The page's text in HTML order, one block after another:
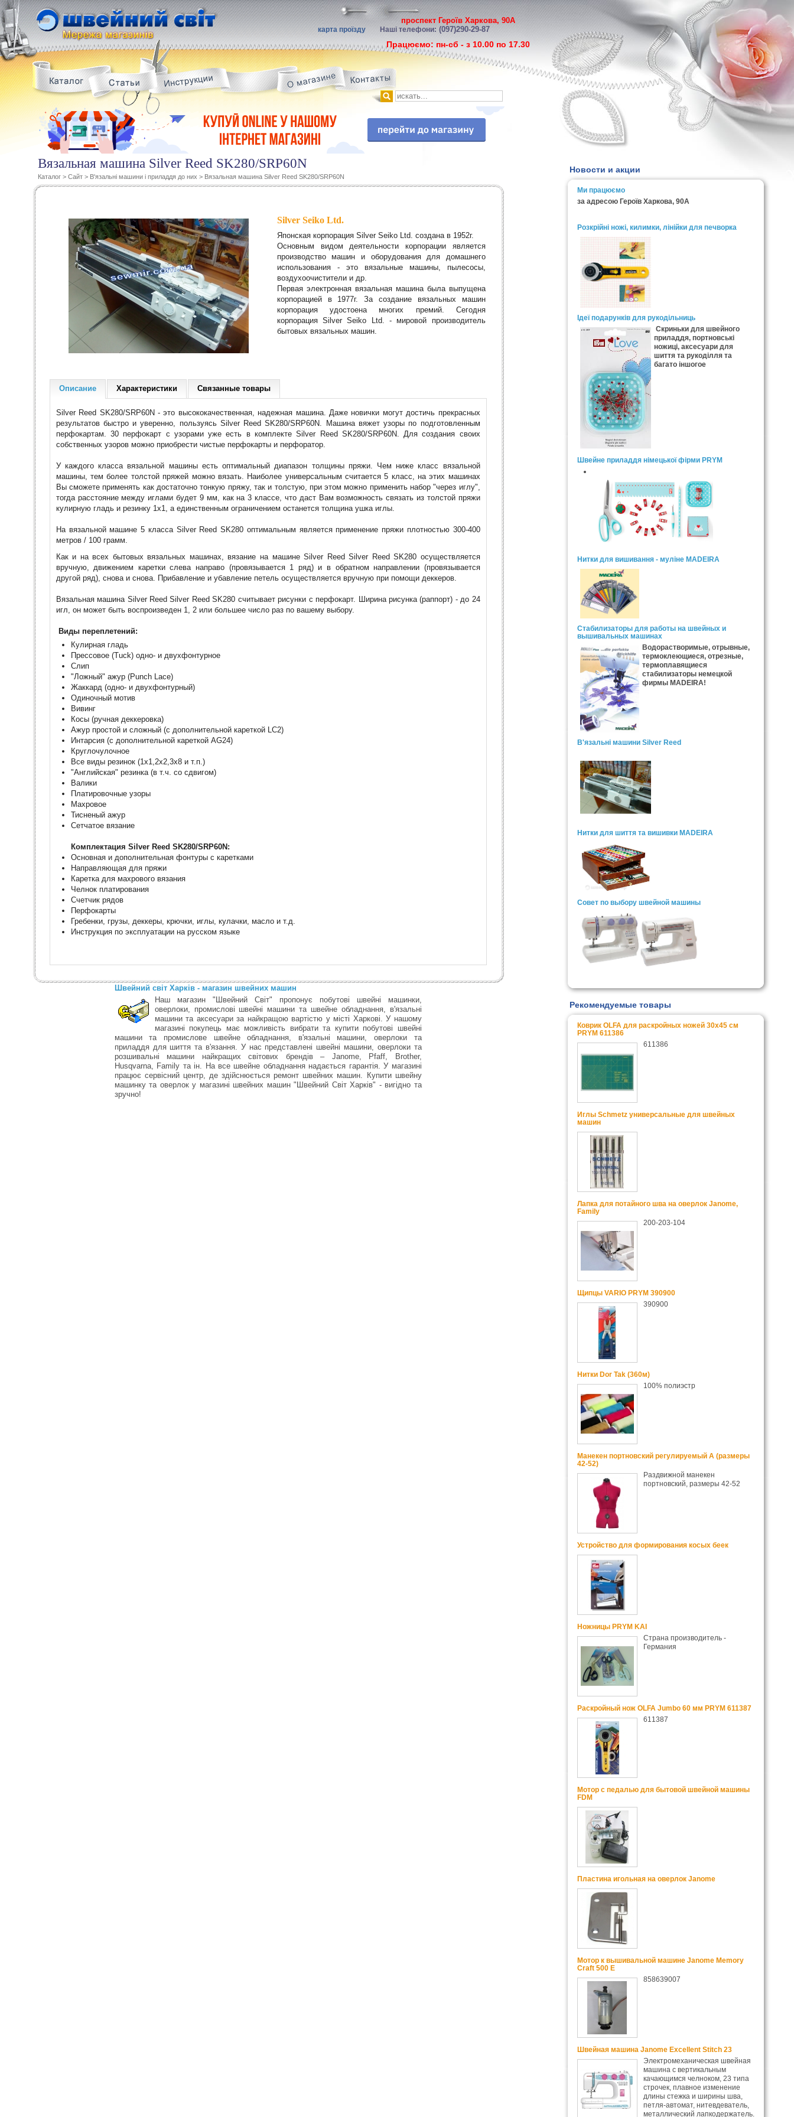
проспект Героїв Харкова, 90А
карта проїздуНаші телефони: (097)290-29-87
Працюємо: пн-сб - з 10.00 по 17.30
Вязальная машина Silver Reed SK280/SRP60N
Каталог> Сайт> В'язальні машини і приладдя до них > Вязальная машина Silver Reed SK280/SRP60N
Silver Seiko Ltd.
Японская корпорация Silver Seiko Ltd. создана в 1952г.
Основным видом деятельности корпорации является
производство машин и оборудования для домашнего
использования - это вязальные машины, пылесосы,
воздухоочистители и др.
Первая электронная вязальная машина была выпущена
корпорацией в 1977г. За создание вязальных машин
корпорация удостоена многих премий. Сегодня
корпорация Silver Seiko Ltd. - мировой производитель
бытовых вязальных машин.
Описание Характеристики Связанные товары
Silver Reed SK280/SRP60N - это высококачественная, надежная машина. Даже новички могут достичь прекрасных
результатов быстро и уверенно, пользуясь Silver Reed SK280/SRP60N. Машина вяжет узоры по подготовленным
перфокартам. 30 перфокарт с узорами уже есть в комплекте Silver Reed SK280/SRP60N. Для создания своих
собственных узоров можно приобрести чистые перфокарты и перфоратор.
У каждого класса вязальной машины есть оптимальный диапазон толщины пряжи. Чем ниже класс вязальной
машины, тем более толстой пряжей можно вязать. Наиболее универсальным считается 5 класс, на этих машинах
Вы сможете применять как достаточно тонкую пряжу, так и толстую, при этом можно применить набор "через иглу",
тогда расстояние между иглами будет 9 мм, как на 3 классе, что даст Вам возможность связать из толстой пряжи
кулирную гладь и резинку 1х1, а единственным ограничением останется толщина ушка иглы.
На вязальной машине 5 класса Silver Reed SK280 оптимальным является применение пряжи плотностью 300-400
метров / 100 грамм.
Как и на всех бытовых вязальных машинах, вязание на машине Silver Reed Silver Reed SK280 осуществляется
вручную, движением каретки слева направо (провязывается 1 ряд) и в обратном направлении (провязывается
другой ряд), снова и снова. Прибавление и убавление петель осуществляется вручную при помощи деккеров.
Вязальная машина Silver Reed Silver Reed SK280 считывает рисунки с перфокарт. Ширина рисунка (раппорт) - до 24
игл, он может быть воспроизведен 1, 2 или большее число раз по вашему выбору.
Виды переплетений:
Кулирная гладь
Прессовое (Tuck) одно- и двухфонтурное
Слип
"Ложный" ажур (Punch Lace)
Жаккард (одно- и двухфонтурный)
Одиночный мотив
Вивинг
Косы (ручная деккеровка)
Ажур простой и сложный (с дополнительной кареткой LC2)
Интарсия (с дополнительной кареткой AG24)
Круглочулочное
Все виды резинок (1х1,2х2,3х8 и т.п.)
"Английская" резинка (в т.ч. со сдвигом)
Валики
Платировочные узоры
Махровое
Тисненый ажур
Сетчатое вязание
Комплектация Silver Reed SK280/SRP60N:
Основная и дополнительная фонтуры с каретками
Направляющая для пряжи
Каретка для махрового вязания
Челнок платирования
Счетчик рядов
Перфокарты
Гребенки, грузы, деккеры, крючки, иглы, кулачки, масло и т.д.
Инструкция по эксплуатации на русском языке
Швейний світ Харків - магазин швейних машин
Наш магазин "Швейний Світ" пропонує побутові швейні машинки,
оверлоки, промислові швейні машини та швейне обладнання, в'язальні
машини та аксесуари за найкращою вартістю у місті Харкові. У нашому
магазині покупець має можливість вибрати та купити побутові швейні
машини та промислове швейне обладнання, в'язальні машини, оверлоки та
приладдя для шиття та в'язання. У нас представлені швейні машини, оверлоки та
розшивальні машини найкращих світових брендів – Janome, Pfaff, Brother,
Husqvarna, Family та ін. На все швейне обладнання надається гарантія. У магазині
працює сервісний центр, де здійснюється ремонт швейних машин. Купити швейну
машинку та оверлок у магазині швейних машин "Швейний Світ Харків" - вигідно та
зручно!
Новости и акции
Ми працюємо
за адресою Героїв Харкова, 90А
Розкрійні ножі, килимки, лінійки для печворка
Ідеї подарунків для рукодільниць
Скриньки для швейного
приладдя, портновські
ножиці, аксесуари для
шиття та рукоділля та
багато іншогое
Швейне приладдя німецької фірми PRYM
Нитки для вишивання - муліне MADEIRA
Стабилизаторы для работы на швейных и
вышивальных машинах
Водорастворимые, отрывные,
термоклеющиеся, отрезные,
термоплавящиеся
стабилизаторы немецкой
фирмы MADEIRA!
В'язальні машини Silver Reed
Нитки для шиття та вишивки MADEIRA
Совет по выбору швейной машины
Рекомендуемые товары
Коврик OLFA для раскройных ножей 30x45 см
PRYM 611386
611386
Иглы Schmetz универсальные для швейных
машин
Лапка для потайного шва на оверлок Janome,
Family
200-203-104
Щипцы VARIO PRYM 390900
390900
Нитки Dor Tak (360м)
100% полиэстр
Манекен портновский регулируемый А (размеры
42-52)
Раздвижной манекен
портновский, размеры 42-52
Устройство для формирования косых беек
Ножницы PRYM KAI
Страна производитель -
Германия
Раскройный нож OLFA Jumbo 60 мм PRYM 611387
611387
Мотор с педалью для бытовой швейной машины
FDM
Пластина игольная на оверлок Janome
Мотор к вышивальной машине Janome Memory
Craft 500 E
858639007
Швейная машина Janome Excellent Stitch 23
Электромеханическая швейная
машина с вертикальным
качающимся челноком, 23 типа
строчек, плавное изменение
длины стежка и ширины шва,
петля-автомат, нитевдеватель,
металлический лапкодержатель.